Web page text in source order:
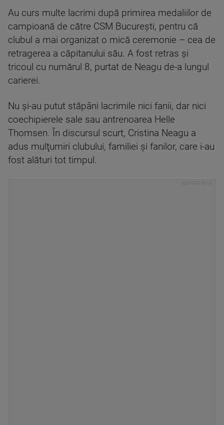
Au curs multe lacrimi după primirea medaliilor de
campioană de către CSM Bucureşti, pentru că
clubul a mai organizat o mică ceremonie – cea de
retragerea a căpitanului său. A fost retras şi
tricoul cu numărul 8, purtat de Neagu de-a lungul
carierei.
Nu şi-au putut stăpâni lacrimile nici fanii, dar nici
coechipierele sale sau antrenoarea Helle
Thomsen. În discursul scurt, Cristina Neagu a
adus mulţumiri clubului, familiei şi fanilor, care i-au
fost alături tot timpul.